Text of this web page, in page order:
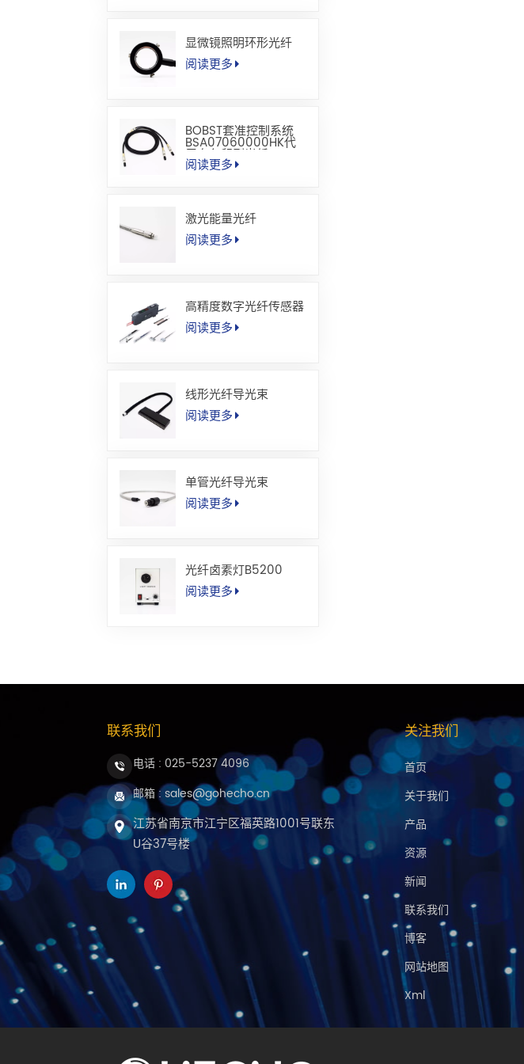
显微镜照明环形光纤
阅读更多
BOBST套准控制系统
BSA07060000HK代
用套色印刷光纤
阅读更多
激光能量光纤
阅读更多
高精度数字光纤传感器
阅读更多
线形光纤导光束
阅读更多
单管光纤导光束
阅读更多
光纤卤素灯B5200
阅读更多
联系我们
电话 : 025-5237 4096
邮箱 : sales@gohecho.cn
江苏省南京市江宁区福英路1001号联东
U谷37号楼
关注我们
首页
关于我们
产品
资源
新闻
联系我们
博客
网站地图
Xml